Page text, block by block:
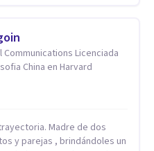
de ser un mejor
Communications Licenciada
Filosofia China en Harvard
Madre de dos